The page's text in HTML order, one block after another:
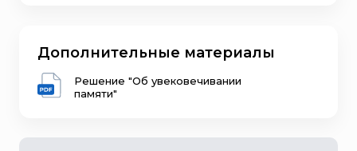
Дополнительные материалы
Решение "Об увековечивании
памяти"